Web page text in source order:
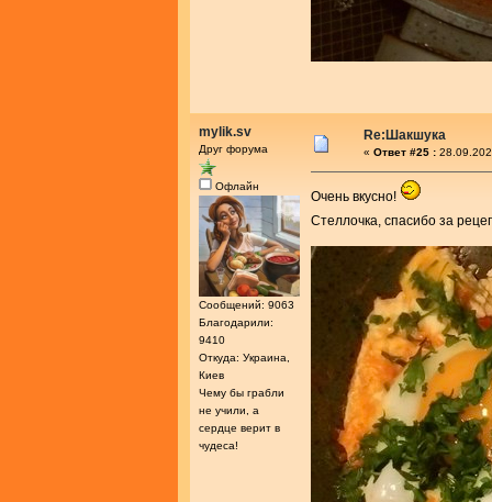
mylik.sv
Друг форума
Офлайн
Сообщений: 9063
Благодарили:
9410
Откуда: Украина,
Киев
Чему бы грабли
не учили, а
сердце верит в
чудеса!
Re:Шакшука
« Ответ #25 :
Очень вкусно!
Стеллочка, спасибо за